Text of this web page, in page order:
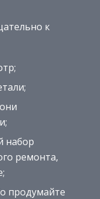
к
набор
ремонта,
продумайте